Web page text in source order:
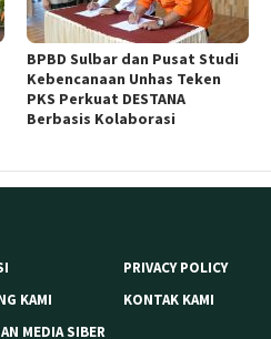
BPBD Sulbar dan Pusat Studi
Kebencanaan Unhas Teken
PKS Perkuat DESTANA
Berbasis Kolaborasi
PRIVACY POLICY
KAMI
KONTAK KAMI
MEDIA SIBER